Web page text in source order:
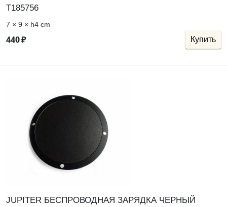
Т185756
7 × 9 × h4 cm
440₽ Купить
JUPITER БЕСПРОВОДНАЯ ЗАРЯДКА ЧЕРНЫЙ